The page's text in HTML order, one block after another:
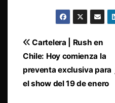
Navegación
de
entradas
Cartelera | Rush en
Chile: Hoy comienza la
preventa exclusiva para
el show del 19 de enero